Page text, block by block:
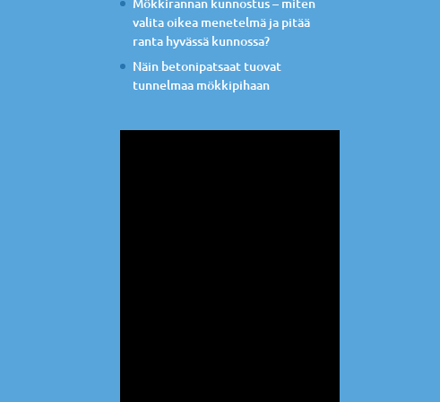
Mökkirannan kunnostus – miten
valita oikea menetelmä ja pitää
ranta hyvässä kunnossa?
Näin betonipatsaat tuovat
tunnelmaa mökkipihaan